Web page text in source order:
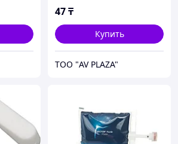
47₸
Купить
ТОО "AV PLAZA"